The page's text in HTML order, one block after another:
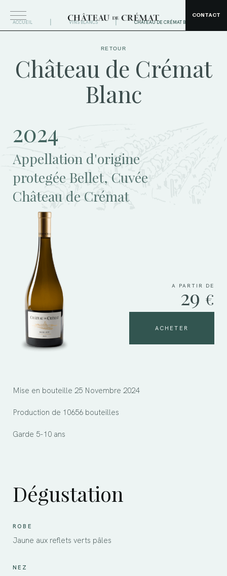
CONTACT
ACCUEIL | VINS BLANCS | CHÂTEAU DE CRÉMAT BLANC
RETOUR
Château de Crémat
Blanc
2024
Appellation d'origine
protegée Bellet, Cuvée
Château de Crémat
A PARTIR DE
29€
ACHETER
Mise en bouteille 25 Novembre 2024
Production de 10656 bouteilles
Garde 5-10 ans
Dégustation
ROBE
Jaune aux reflets verts pâles
NEZ